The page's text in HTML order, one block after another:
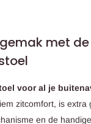
met
voor al je
zitcomfort, is extra
en de